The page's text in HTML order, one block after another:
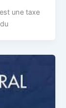
une taxe